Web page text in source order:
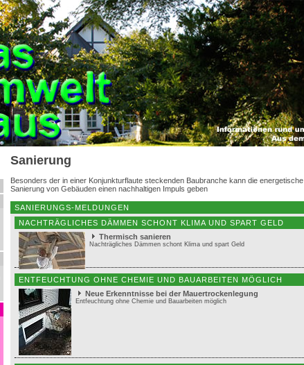
Sanierung
Besonders der in einer Konjunkturflaute steckenden Baubranche kann die energetische
Sanierung von Gebäuden einen nachhaltigen Impuls geben
SANIERUNGS-MELDUNGEN
NACHTRÄGLICHES DÄMMEN SCHONT KLIMA UND SPART GELD
Thermisch sanieren
Nachträgliches Dämmen schont Klima und spart Geld
ENTFEUCHTUNG OHNE CHEMIE UND BAUARBEITEN MÖGLICH
Neue Erkenntnisse bei der Mauertrockenlegung
Entfeuchtung ohne Chemie und Bauarbeiten möglich